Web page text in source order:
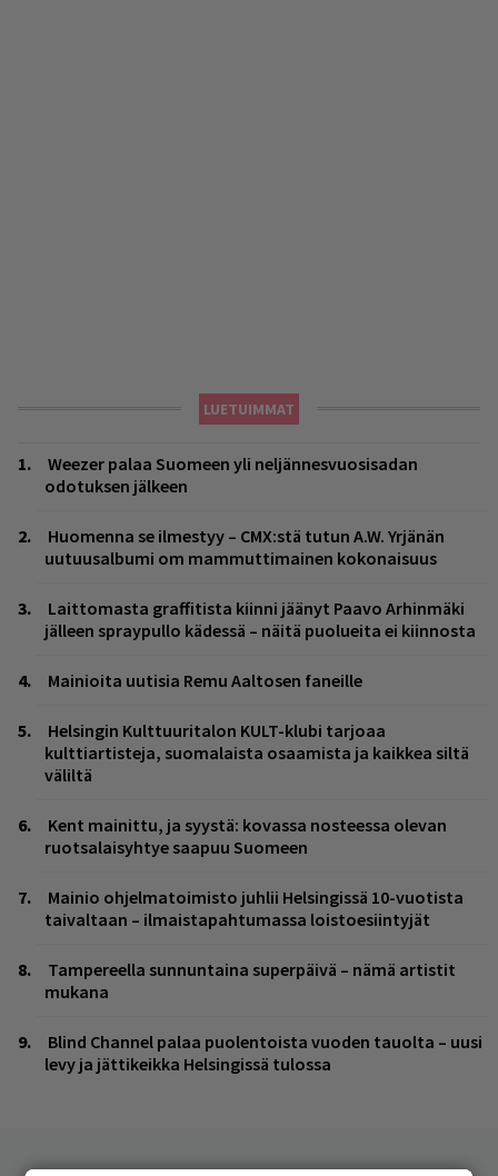
LUETUIMMAT
Weezer palaa Suomeen yli neljännesvuosisadan
odotuksen jälkeen
Huomenna se ilmestyy – CMX:stä tutun A.W. Yrjänän
uutuusalbumi om mammuttimainen kokonaisuus
Laittomasta graffitista kiinni jäänyt Paavo Arhinmäki
jälleen spraypullo kädessä – näitä puolueita ei kiinnosta
Mainioita uutisia Remu Aaltosen faneille
Helsingin Kulttuuritalon KULT-klubi tarjoaa
kulttiartisteja, suomalaista osaamista ja kaikkea siltä
väliltä
Kent mainittu, ja syystä: kovassa nosteessa olevan
ruotsalaisyhtye saapuu Suomeen
Mainio ohjelmatoimisto juhlii Helsingissä 10-vuotista
taivaltaan – ilmaistapahtumassa loistoesiintyjät
Tampereella sunnuntaina superpäivä – nämä artistit
mukana
Blind Channel palaa puolentoista vuoden tauolta – uusi
levy ja jättikeikka Helsingissä tulossa